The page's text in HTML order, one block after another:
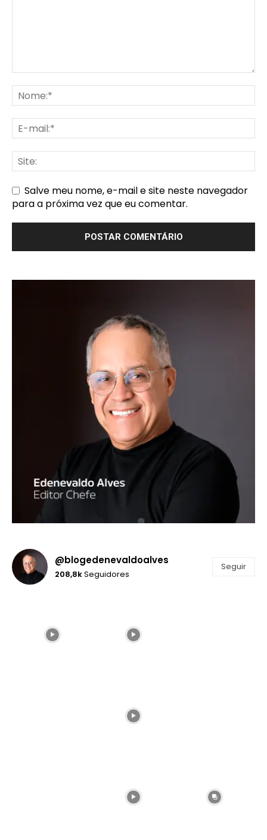
Salve meu nome, e-mail e site neste navegador
para a próxima vez que eu comentar.
@blogedenevaldoalves
208,8kSeguidores
Seguir